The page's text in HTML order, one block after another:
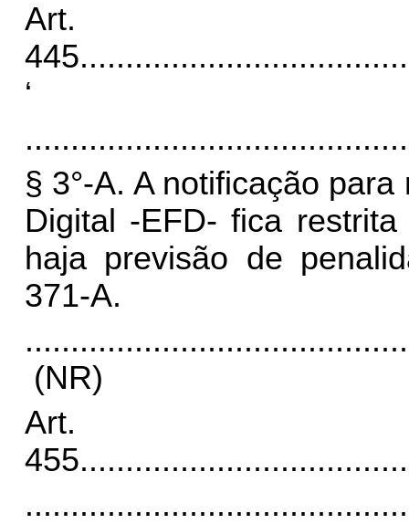
Art.
445
‘
§ 3°-A. A notificação
Digital -EFD- fica
haja previsão de
371-A.
(NR)
Art.
455.